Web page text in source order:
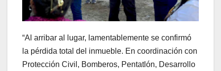
“Al arribar al lugar, lamentablemente se confirmó
la pérdida total del inmueble. En coordinación con
Protección Civil, Bomberos, Pentatlón, Desarrollo